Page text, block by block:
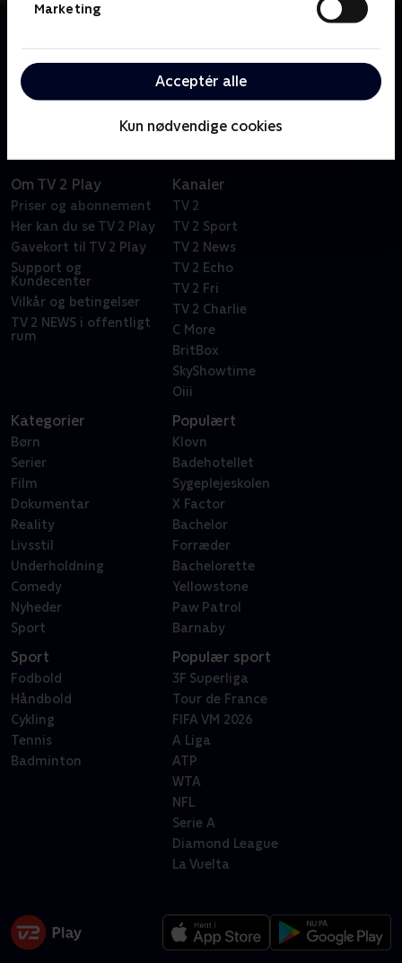
Marketing
Acceptér alle
Kun nødvendige cookies
prærien mod det utæmmede Amerikas sidste
bastion.
Om TV 2 Play
Priser og abonnement
Her kan du se TV 2 Play
Gavekort til TV 2 Play
Support og
Kundecenter
Vilkår og betingelser
TV 2 NEWS i offentligt
rum
Kanaler
TV 2
TV 2 Sport
TV 2 News
TV 2 Echo
TV 2 Fri
TV 2 Charlie
C More
BritBox
SkyShowtime
Oiii
Kategorier
Børn
Serier
Film
Dokumentar
Reality
Livsstil
Underholdning
Comedy
Nyheder
Sport
Populært
Klovn
Badehotellet
Sygeplejeskolen
X Factor
Bachelor
Forræder
Bachelorette
Yellowstone
Paw Patrol
Barnaby
Sport
Fodbold
Håndbold
Cykling
Tennis
Badminton
Populær sport
3F Superliga
Tour de France
FIFA VM 2026
A Liga
ATP
WTA
NFL
Serie A
Diamond League
La Vuelta